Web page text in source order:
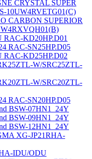
CRYSTAL SUPER
10UW4RVETG01(C)
CARBON SUPERIOR
KD20HP.D01
RAC-SN25HP.D05
KD25HP.D02
W/SRC25ZTL-
W/SRC20ZTL-
RAC-SN20HP.D05
BSW-07HN1_24Y
BSW-09HN1_24Y
BSW-12HN1_24Y
XG-JP21RHA-
IDU/ODU